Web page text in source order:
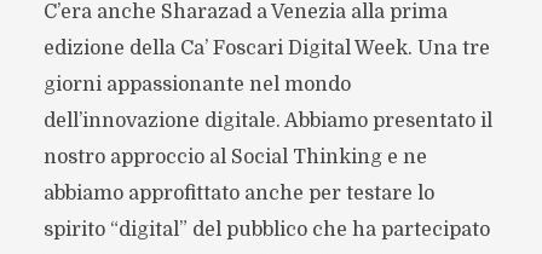
C’era anche Sharazad a Venezia alla prima
edizione della Ca’ Foscari Digital Week. Una tre
giorni appassionante nel mondo
dell’innovazione digitale. Abbiamo presentato il
nostro approccio al Social Thinking e ne
abbiamo approfittato anche per testare lo
spirito “digital” del pubblico che ha partecipato